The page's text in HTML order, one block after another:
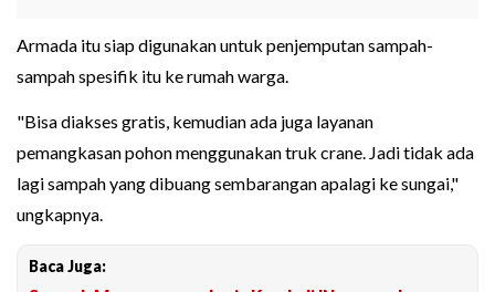
Armada itu siap digunakan untuk penjemputan sampah-
sampah spesifik itu ke rumah warga.
"Bisa diakses gratis, kemudian ada juga layanan
pemangkasan pohon menggunakan truk crane. Jadi tidak ada
lagi sampah yang dibuang sembarangan apalagi ke sungai,"
ungkapnya.
Baca Juga: